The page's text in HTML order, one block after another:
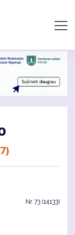
Nr. 73 (14133)